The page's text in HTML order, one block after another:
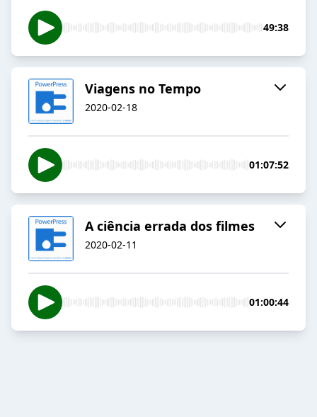
49:38
Viagens no Tempo
2020-02-18
01:07:52
A ciência errada dos filmes
2020-02-11
01:00:44